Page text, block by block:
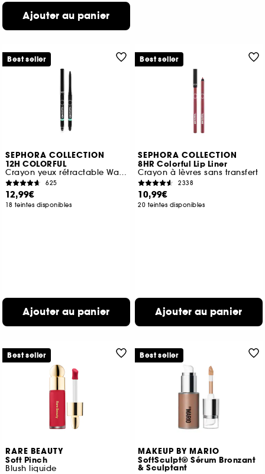
Ajouter au panier
SEPHORA COLLECTION
12H COLORFUL
Crayon yeux rétractable Waterproof
625
12,99€
18 teintes disponibles
Ajouter au panier
Best seller
SEPHORA COLLECTION
8HR Colorful Lip Liner
Crayon à lèvres sans transfert
2338
10,99€
20 teintes disponibles
Ajouter au panier
Best seller
RARE BEAUTY
Soft Pinch
Blush liquide
Best seller
MAKEUP BY MARIO
SoftSculpt® Sérum Bronzant
& Sculptant
Best seller